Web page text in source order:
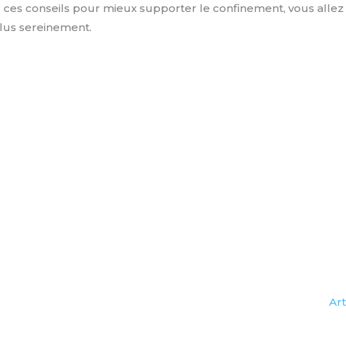
ces conseils pour mieux supporter le confinement, vous allez
sereinement.